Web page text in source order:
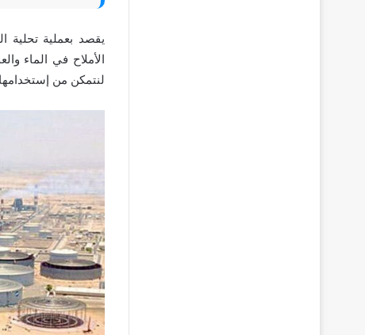
يقصد بعملية تحلية
الأملاح في الماء
لنتمكن من